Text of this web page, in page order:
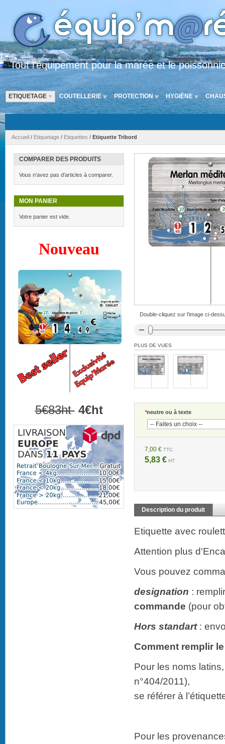
Tout l'équipement pour la marée et le
ETIQUETAGE COUTELLERIE PROTECTION HYGIÈNE
Accueil / Etiquetage / Etiquettes / Etiquette Tribord
Double-cliquez sur l'image ci-
PLUS DE VUES
*neutre ou à texte
7,00 € TTC
5,83 € HT
Description du produit
Etiquette avec
Attention plus
Vous pouvez
designation :
commande (pour
Hors standart:
Comment remplir
Pour les noms
n°404/2011),
se référer à
Pour les
COMPARER DES PRODUITS
Vous n'avez pas d'articles à comparer.
MON PANIER
Votre panier est vide.
Nouveau
5€83ht4€ht